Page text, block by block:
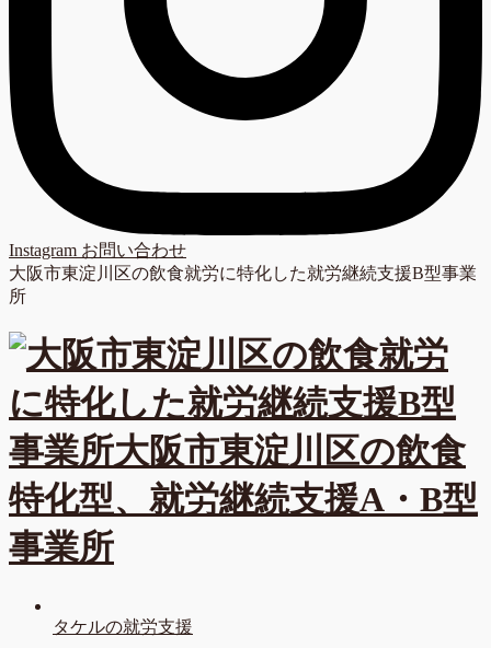
Instagram お問い合わせ
大阪市東淀川区の飲食就労に特化した就労継続支援B型事業
所
タケルの就労支援